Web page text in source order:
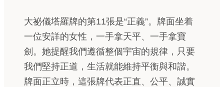
大祕儀塔羅牌的第11張是“正義”。牌面坐着
一位安詳的女性，一手拿天平、一手拿寶
劍。她提醒我們遵循整個宇宙的規律，只要
我們堅持正道，生活就能維持平衡與和諧。
牌面正立時，這張牌代表正直、公平、誠實